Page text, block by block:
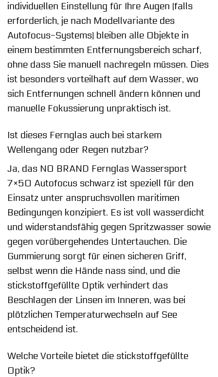
individuellen Einstellung für Ihre Augen (falls
erforderlich, je nach Modellvariante des
Autofocus-Systems) bleiben alle Objekte in
einem bestimmten Entfernungsbereich scharf,
ohne dass Sie manuell nachregeln müssen. Dies
ist besonders vorteilhaft auf dem Wasser, wo
sich Entfernungen schnell ändern können und
manuelle Fokussierung unpraktisch ist.
Ist dieses Fernglas auch bei starkem
Wellengang oder Regen nutzbar?
Ja, das NO BRAND Fernglas Wassersport
7×50 Autofocus schwarz ist speziell für den
Einsatz unter anspruchsvollen maritimen
Bedingungen konzipiert. Es ist voll wasserdicht
und widerstandsfähig gegen Spritzwasser sowie
gegen vorübergehendes Untertauchen. Die
Gummierung sorgt für einen sicheren Griff,
selbst wenn die Hände nass sind, und die
stickstoffgefüllte Optik verhindert das
Beschlagen der Linsen im Inneren, was bei
plötzlichen Temperaturwechseln auf See
entscheidend ist.
Welche Vorteile bietet die stickstoffgefüllte
Optik?